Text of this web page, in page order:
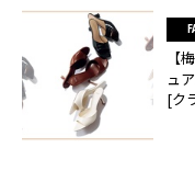
【
ュ
[ク